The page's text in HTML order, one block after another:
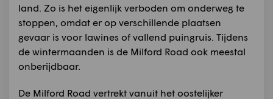
land. Zo is het eigenlijk verboden om onderweg te
stoppen, omdat er op verschillende plaatsen
gevaar is voor lawines of vallend puingruis. Tijdens
de wintermaanden is de Milford Road ook meestal
onberijdbaar.
De Milford Road vertrekt vanuit het oostelijker